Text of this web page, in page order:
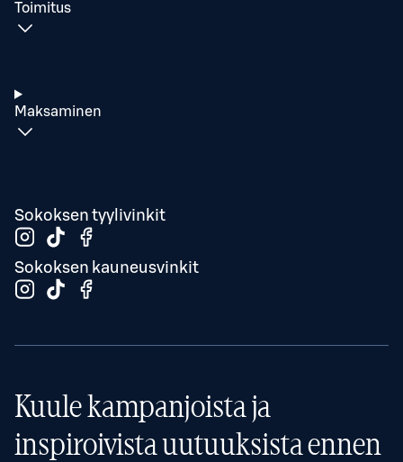
Toimitus
Maksaminen
Sokoksen tyylivinkit
Sokoksen kauneusvinkit
Kuule kampanjoista ja
inspiroivista uutuuksista ennen